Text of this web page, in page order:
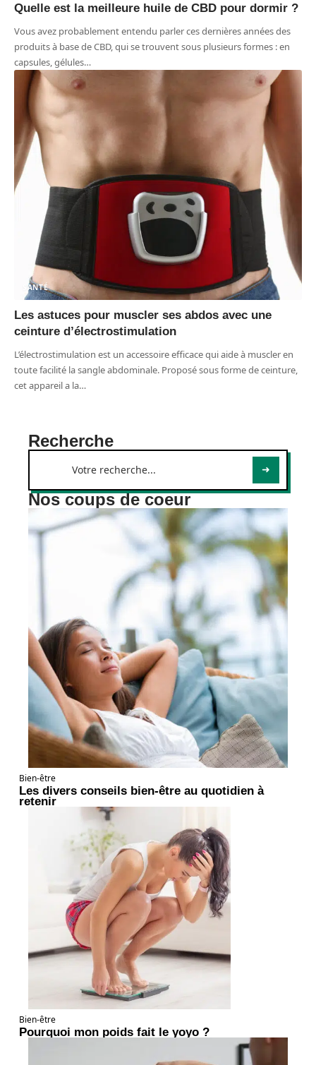
Quelle est la meilleure huile de CBD pour dormir ?
Vous avez probablement entendu parler ces dernières années des
produits à base de CBD, qui se trouvent sous plusieurs formes : en
capsules, gélules…
SANTÉ
Les astuces pour muscler ses abdos avec une
ceinture d’électrostimulation
L’électrostimulation est un accessoire efficace qui aide à muscler en
toute facilité la sangle abdominale. Proposé sous forme de ceinture,
cet appareil a la…
Recherche
Nos coups de coeur
Bien-être
Les divers conseils bien-être au quotidien à
retenir
Bien-être
Pourquoi mon poids fait le yoyo ?